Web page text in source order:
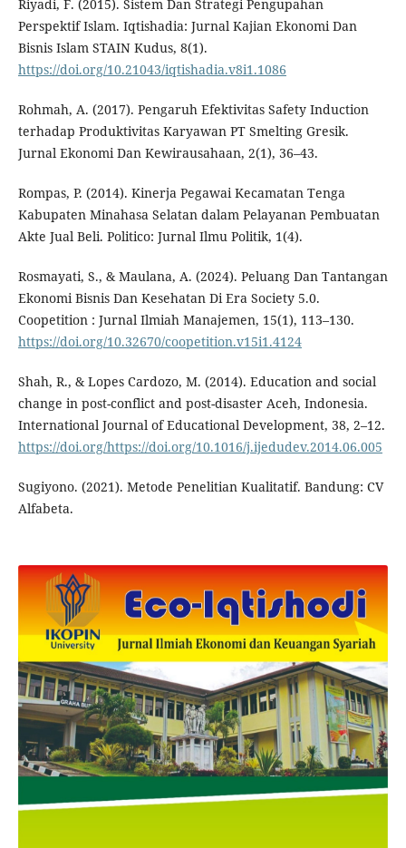
Riyadi, F. (2015). Sistem Dan Strategi Pengupahan
Perspektif Islam. Iqtishadia: Jurnal Kajian Ekonomi Dan
Bisnis Islam STAIN Kudus, 8(1).
https://doi.org/10.21043/iqtishadia.v8i1.1086
Rohmah, A. (2017). Pengaruh Efektivitas Safety Induction
terhadap Produktivitas Karyawan PT Smelting Gresik.
Jurnal Ekonomi Dan Kewirausahaan, 2(1), 36–43.
Rompas, P. (2014). Kinerja Pegawai Kecamatan Tenga
Kabupaten Minahasa Selatan dalam Pelayanan Pembuatan
Akte Jual Beli. Politico: Jurnal Ilmu Politik, 1(4).
Rosmayati, S., & Maulana, A. (2024). Peluang Dan Tantangan
Ekonomi Bisnis Dan Kesehatan Di Era Society 5.0.
Coopetition : Jurnal Ilmiah Manajemen, 15(1), 113–130.
https://doi.org/10.32670/coopetition.v15i1.4124
Shah, R., & Lopes Cardozo, M. (2014). Education and social
change in post-conflict and post-disaster Aceh, Indonesia.
International Journal of Educational Development, 38, 2–12.
https://doi.org/https://doi.org/10.1016/j.ijedudev.2014.06.005
Sugiyono. (2021). Metode Penelitian Kualitatif. Bandung: CV
Alfabeta.